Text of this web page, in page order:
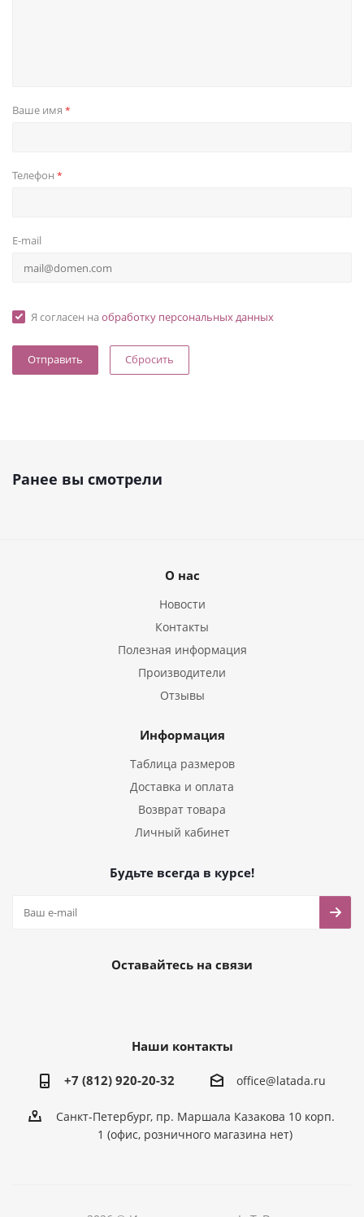
Ваше имя *
Телефон *
E-mail
Я согласен на обработку персональных данных
Сбросить
Ранее вы смотрели
О нас
Новости
Контакты
Полезная информация
Производители
Отзывы
Информация
Таблица размеров
Доставка и оплата
Возврат товара
Личный кабинет
Будьте всегда в курсе!
Оставайтесь на связи
Наши контакты
+7 (812) 920-20-32 office@latada.ru
Санкт-Петербург, пр. Маршала Казакова 10 корп.
1 (офис, розничного магазина нет)